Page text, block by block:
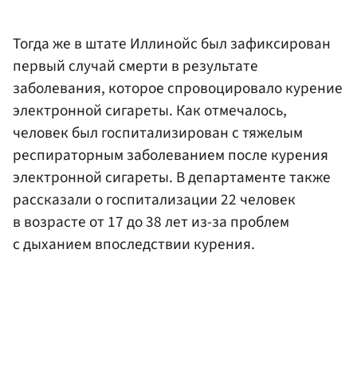
Тогда же в штате Иллинойс был зафиксирован
первый случай смерти в результате
заболевания, которое спровоцировало курение
электронной сигареты. Как отмечалось,
человек был госпитализирован с тяжелым
респираторным заболеванием после курения
электронной сигареты. В департаменте также
рассказали о госпитализации 22 человек
в возрасте от 17 до 38 лет из-за проблем
с дыханием впоследствии курения.